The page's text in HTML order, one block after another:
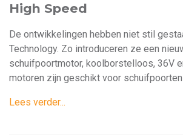
High Speed
De ontwikkelingen hebben niet stil
Technology. Zo introduceren ze een
schuifpoortmotor, koolborstelloos, 36V
motoren zijn geschikt voor
Lees verder...